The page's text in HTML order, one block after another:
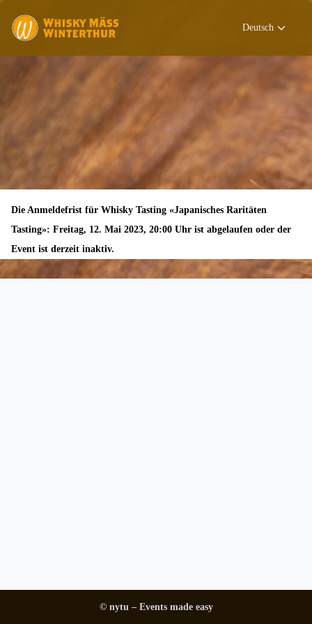
Deutsch
Die Anmeldefrist für Whisky Tasting «Japanisches Raritäten
Tasting»: Freitag, 12. Mai 2023, 20:00 Uhr ist abgelaufen oder der
Event ist derzeit inaktiv.
© nytu – Events made easy